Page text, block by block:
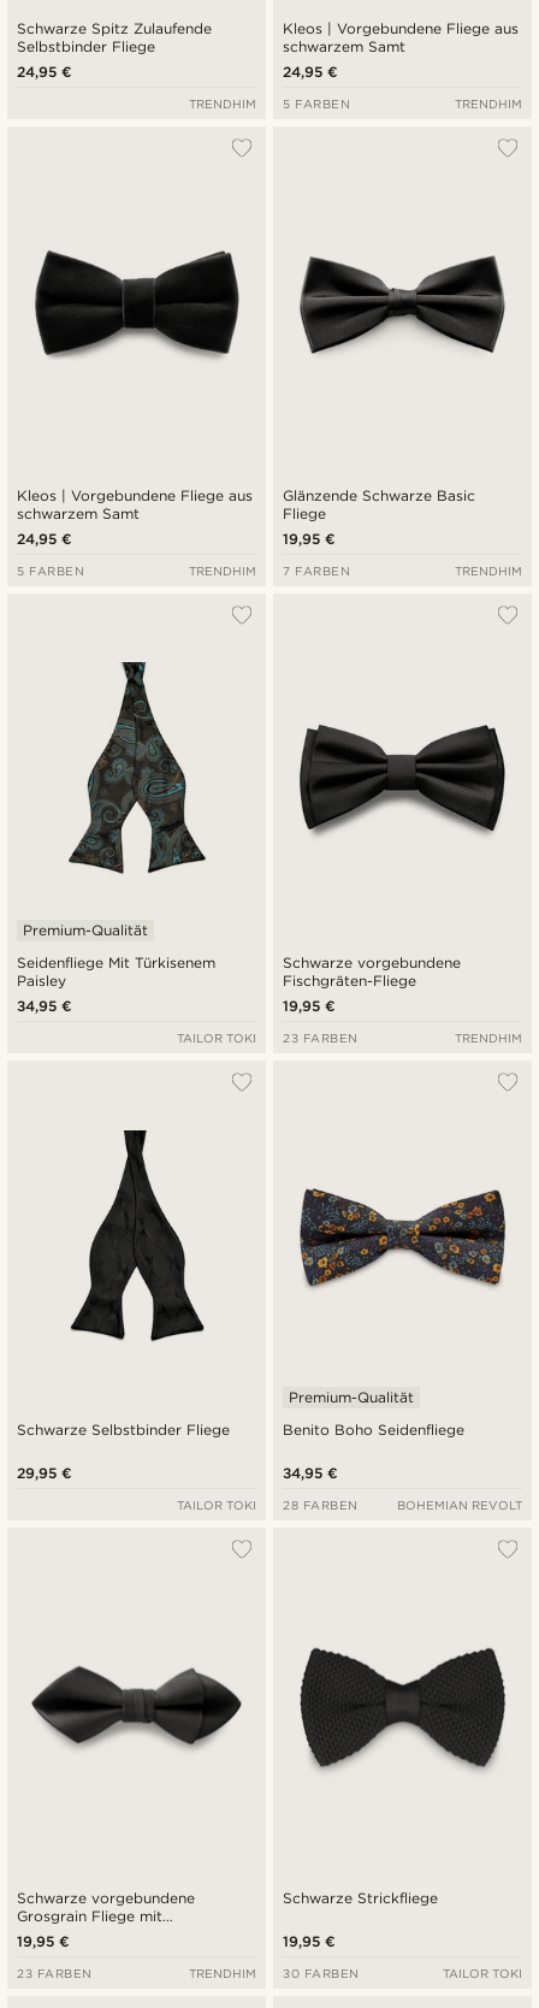
Schwarze Spitz Zulaufende
Selbstbinder Fliege
24,95 €
TRENDHIM
Kleos | Vorgebundene Fliege aus
schwarzem Samt
24,95 €
5 FARBEN TRENDHIM
Kleos | Vorgebundene Fliege aus
schwarzem Samt
24,95 €
5 FARBEN TRENDHIM
Glänzende Schwarze Basic
Fliege
19,95 €
7 FARBEN TRENDHIM
Seidenfliege Mit Türkisenem
Paisley
Premium-Qualität
34,95 €
TAILOR TOKI
Schwarze vorgebundene
Fischgräten-Fliege
19,95 €
23 FARBEN TRENDHIM
Schwarze Selbstbinder Fliege
29,95 €
TAILOR TOKI
Benito Boho Seidenfliege
Premium-Qualität
34,95 €
28 FARBEN BOHEMIAN REVOLT
Schwarze vorgebundene
Grosgrain Fliege mit
Diamantspitze
19,95 €
23 FARBEN TRENDHIM
Schwarze Strickfliege
19,95 €
30 FARBEN TAILOR TOKI